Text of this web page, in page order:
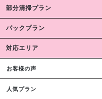
部分清掃プラン
パックプラン
対応エリア
お客様の声
人気プラン